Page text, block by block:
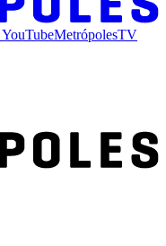
YouTubeMetrópolesTV